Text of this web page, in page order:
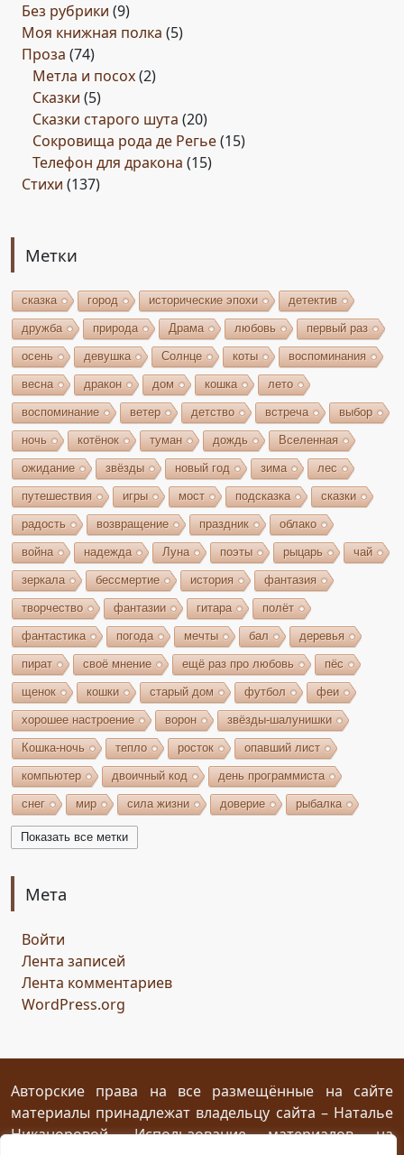
Без рубрики (9)
Моя книжная полка (5)
Проза (74)
Метла и посох(2)
Сказки (5)
Сказки старого шута (20)
Сокровища рода де Регье(15)
Телефон для дракона (15)
Стихи (137)
Метки
сказка город исторические эпохи детектив
дружба природа Драма любовь первый раз
осень девушка Солнце коты воспоминания
весна дракон дом кошка лето
воспоминание ветер детство встреча выбор
ночь котёнок туман дождь Вселенная
ожидание звёзды новый год зима лес
путешествия игры мост подсказка сказки
радость возвращение праздник облако
война надежда Луна поэты рыцарь чай
зеркала бессмертие история фантазия
творчество фантазии гитара полёт
фантастика погода мечты бал деревья
пират своё мнение ещё раз про любовь пёс
щенок кошки старый дом футбол феи
хорошее настроение ворон звёзды-шалунишки
Кошка-ночь тепло росток опавший лист
компьютер двоичный код день программиста
снег мир сила жизни доверие рыбалка
волшебство игрушки
возрождение
сомнение
мяч стирательная резинка
ресторан
птица Киви путеводный камень магия камня
Показать все метки
Мета
Войти
Лента записей
Лента комментариев
WordPress.org
Авторские права на все размещённые на сайте
материалы принадлежат владельцу сайта – Наталье
Никаноровой. Использование материалов на